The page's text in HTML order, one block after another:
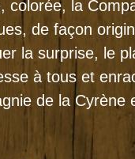
colorée, la
de façon
la surprise, le
à tous et
de la